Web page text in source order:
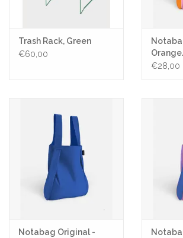
Trash Rack, Green
€60,00
€28,00
Notabag Original -